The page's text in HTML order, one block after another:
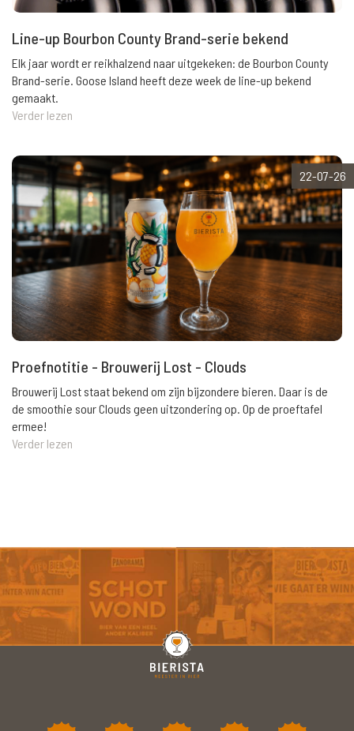
Line-up Bourbon County Brand-serie bekend
Elk jaar wordt er reikhalzend naar uitgekeken: de Bourbon County
Brand-serie. Goose Island heeft deze week de line-up bekend
gemaakt.
Verder lezen
22-07-26
Proefnotitie - Brouwerij Lost - Clouds
Brouwerij Lost staat bekend om zijn bijzondere bieren. Daar is de
de smoothie sour Clouds geen uitzondering op. Op de proeftafel
ermee!
Verder lezen